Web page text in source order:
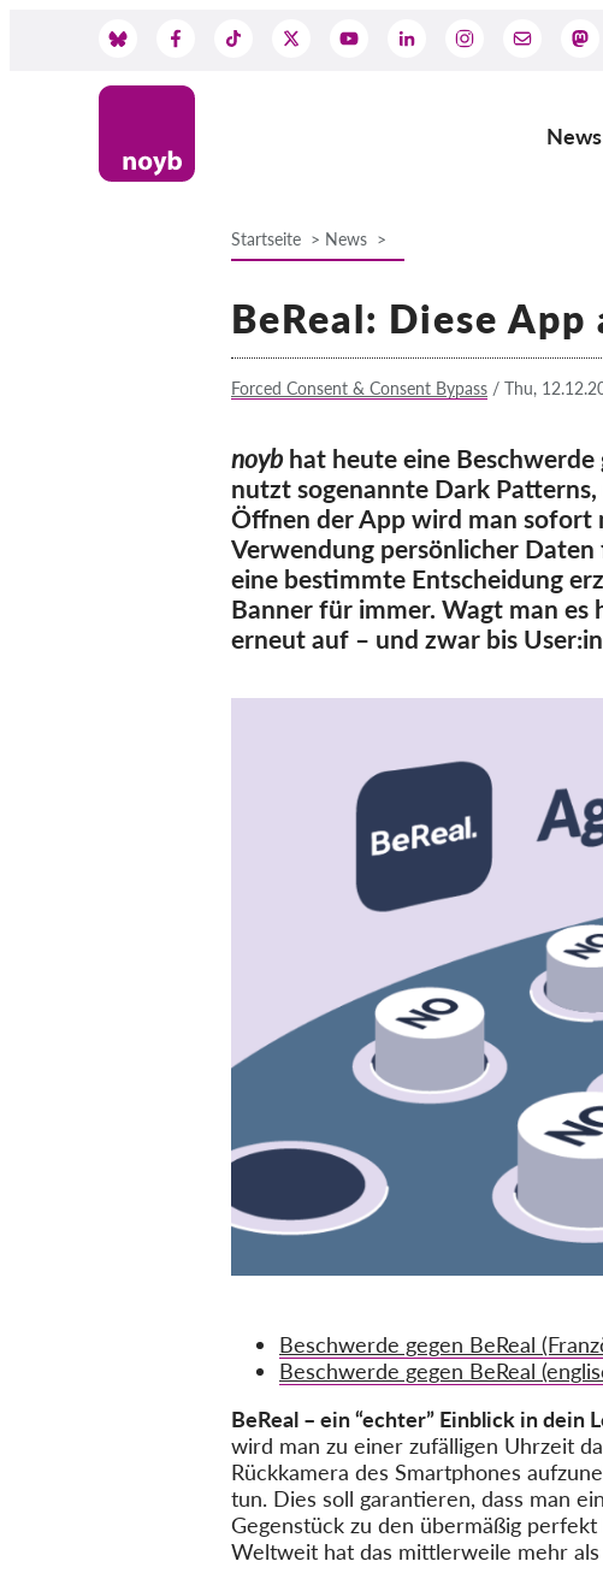
Main
News
Startseite News
BeReal: Diese
Forced Consent & Consent Bypass / Thu,
noyb hat heute eine
nutzt sogenannte Dark
Öffnen der App wird man sofort
Verwendung persönlicher
eine bestimmte Entscheidung
Banner für immer. Wagt man es
erneut auf – und zwar bis
Beschwerde gegen BeReal
Beschwerde gegen BeReal
BeReal – ein “echter” Einblick in dein
wird man zu einer zufälligen Uhrzeit
Rückkamera des Smartphones
tun. Dies soll garantieren, dass man
Gegenstück zu den übermäßig
Weltweit hat das mittlerweile mehr